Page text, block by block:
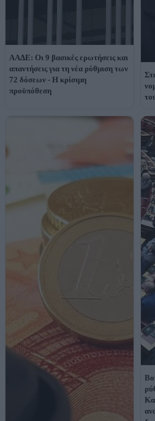
ΑΑΔΕ: Οι 9 βασικές ερωτήσεις και
απαντήσεις για τη νέα ρύθμιση των
72 δόσεων - Η κρίσιμη
προϋπόθεση